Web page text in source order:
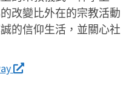
改變比外在的宗教活動
的信仰生活，並關心社